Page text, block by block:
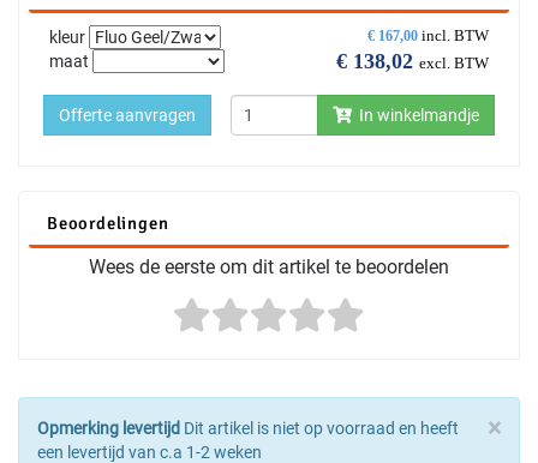
€ 167,00 incl. BTW
€ 138,02 excl. BTW
kleur
maat
In winkelmandje
Offerte aanvragen
Beoordelingen
Wees de eerste om dit artikel te beoordelen
×
Opmerking levertijd Dit artikel is niet op voorraad en heeft
een levertijd van c.a 1-2 weken